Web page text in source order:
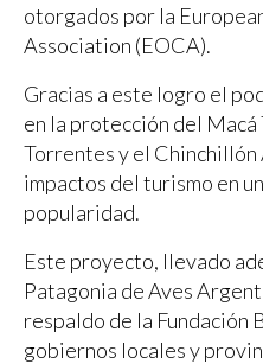
otorgados por la
Association (EOCA).
Gracias a este logro el
en la protección del Macá
Torrentes y el
impactos del turismo en
popularidad.
Este proyecto, llevado
Patagonia de Aves
respaldo de la Fundación
gobiernos locales y